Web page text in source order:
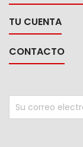
TU CUENTA
CONTACTO